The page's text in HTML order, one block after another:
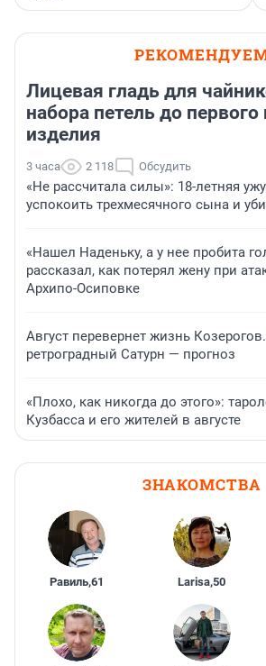
Лицевая гладь для
набора петель до первого
изделия
3 часа 2 118 Обсудить
«Не рассчитала силы»: 18-летняя
успокоить трехмесячного сына и
«Нашел Наденьку, а у нее пробита
рассказал, как потерял жену при
Архипо-Осиповке
Август перевернет жизнь
ретроградный Сатурн — прогноз
«Плохо, как никогда до этого»:
Кузбасса и его жителей в августе
ЗНАКОМСТВА
Равиль,61 Larisa,50